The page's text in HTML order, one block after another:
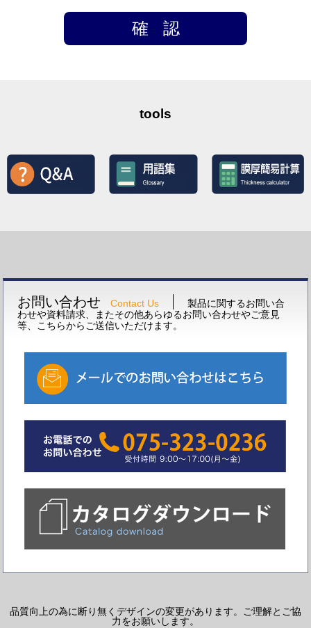
tools
お問い合わせ Contact Us
製品に関するお問い合
わせや資料請求、またその他あらゆるお問い合わせやご意見
等、こちらからご送信いただけます。
品質向上の為に断り無くデザインの変更があります。ご理解とご協
力をお願いします。